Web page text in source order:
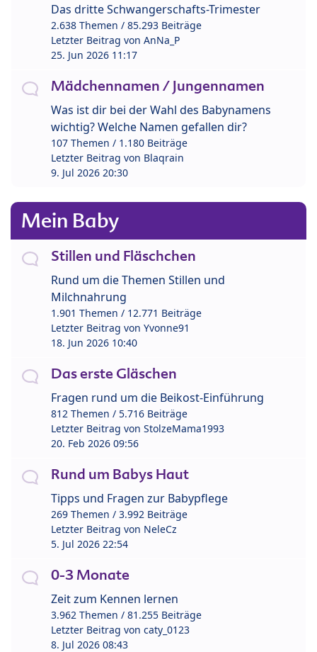
Das dritte Schwangerschafts-Trimester
2.638 Themen / 85.293 Beiträge
Letzter Beitrag von AnNa_P
25. Jun 2026 11:17
Mädchennamen / Jungennamen
Was ist dir bei der Wahl des Babynamens
wichtig? Welche Namen gefallen dir?
107 Themen / 1.180 Beiträge
Letzter Beitrag von Blaqrain
9. Jul 2026 20:30
Mein Baby
Stillen und Fläschchen
Rund um die Themen Stillen und
Milchnahrung
1.901 Themen / 12.771 Beiträge
Letzter Beitrag von Yvonne91
18. Jun 2026 10:40
Das erste Gläschen
Fragen rund um die Beikost-Einführung
812 Themen / 5.716 Beiträge
Letzter Beitrag von StolzeMama1993
20. Feb 2026 09:56
Rund um Babys Haut
Tipps und Fragen zur Babypflege
269 Themen / 3.992 Beiträge
Letzter Beitrag von NeleCz
5. Jul 2026 22:54
0-3 Monate
Zeit zum Kennen lernen
3.962 Themen / 81.255 Beiträge
Letzter Beitrag von caty_0123
8. Jul 2026 08:43